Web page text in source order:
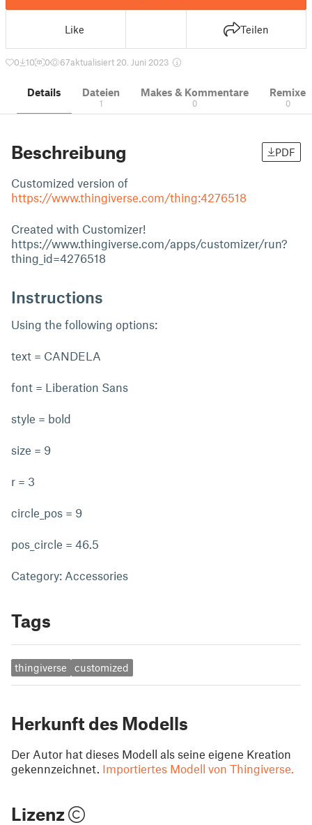
Like Teilen
0 10 0 67aktualisiert 20. Juni 2023
Details Dateien
1
Makes & Kommentare
0
Remixe
0
Beschreibung PDF
Customized version of
https://www.thingiverse.com/thing:4276518
Created with Customizer!
https://www.thingiverse.com/apps/customizer/run?
thing_id=4276518
Instructions
Using the following options:
text = CANDELA
font = Liberation Sans
style = bold
size = 9
r = 3
circle_pos = 9
pos_circle = 46.5
Category: Accessories
Tags
thingiverse customized
Herkunft des Modells
Der Autor hat dieses Modell als seine eigene Kreation
gekennzeichnet. Importiertes Modell von Thingiverse.
Lizenz